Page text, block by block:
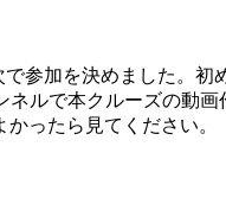
参加を決めました。
ルで本クルーズの動
ったら見てください。